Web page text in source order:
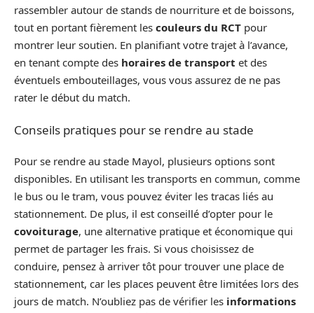
rassembler autour de stands de nourriture et de boissons,
tout en portant fièrement les couleurs du RCT pour
montrer leur soutien. En planifiant votre trajet à l’avance,
en tenant compte des horaires de transport et des
éventuels embouteillages, vous vous assurez de ne pas
rater le début du match.
Conseils pratiques pour se rendre au stade
Pour se rendre au stade Mayol, plusieurs options sont
disponibles. En utilisant les transports en commun, comme
le bus ou le tram, vous pouvez éviter les tracas liés au
stationnement. De plus, il est conseillé d’opter pour le
covoiturage, une alternative pratique et économique qui
permet de partager les frais. Si vous choisissez de
conduire, pensez à arriver tôt pour trouver une place de
stationnement, car les places peuvent être limitées lors des
jours de match. N’oubliez pas de vérifier les informations